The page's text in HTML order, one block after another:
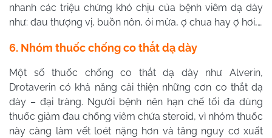
nhanh các triệu chứng khó chịu của bệnh viêm dạ dày
như: đau thượng vị, buồn nôn, ói mửa, ợ chua hay ợ hơi,…
6. Nhóm thuốc chống co thắt dạ dày
Một số thuốc chống co thắt dạ dày như Alverin,
Drotaverin có khả năng cải thiện những cơn co thắt dạ
dày – đại tràng. Người bệnh nên hạn chế tối đa dùng
thuốc giảm đau chống viêm chứa steroid, vì nhóm thuốc
này càng làm vết loét nặng hơn và tăng nguy cơ xuất